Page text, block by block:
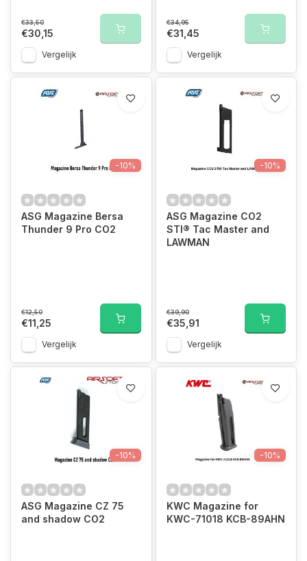
€33,50
€30,15
Vergelijk
€34,95
€31,45
Vergelijk
-10%
ASG Magazine Bersa
Thunder 9 Pro CO2
€12,50
€11,25
Vergelijk
-10%
ASG Magazine CO2
STI® Tac Master and
LAWMAN
€39,90
€35,91
Vergelijk
-10%
ASG Magazine CZ 75
and shadow CO2
-10%
KWC Magazine for
KWC-71018 KCB-89AHN